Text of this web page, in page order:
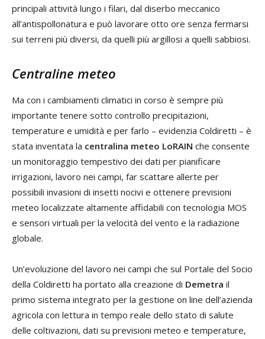
principali attività lungo i filari, dal diserbo meccanico
all’antispollonatura e può lavorare otto ore senza fermarsi
sui terreni più diversi, da quelli più argillosi a quelli sabbiosi.
Centraline meteo
Ma con i cambiamenti climatici in corso è sempre più
importante tenere sotto controllo precipitazioni,
temperature e umidità e per farlo – evidenzia Coldiretti – è
stata inventata la centralina meteo LoRAIN che consente
un monitoraggio tempestivo dei dati per pianificare
irrigazioni, lavoro nei campi, far scattare allerte per
possibili invasioni di insetti nocivi e ottenere previsioni
meteo localizzate altamente affidabili con tecnologia MOS
e sensori virtuali per la velocità del vento e la radiazione
globale.
Un’evoluzione del lavoro nei campi che sul Portale del Socio
della Coldiretti ha portato alla creazione di Demetra il
primo sistema integrato per la gestione on line dell’azienda
agricola con lettura in tempo reale dello stato di salute
delle coltivazioni, dati su previsioni meteo e temperature,